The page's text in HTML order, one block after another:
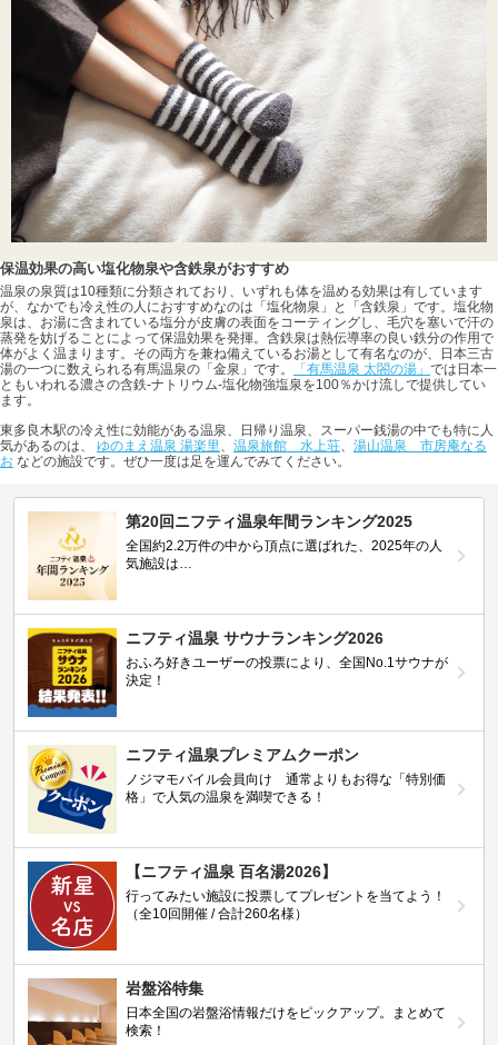
保温効果の高い塩化物泉や含鉄泉がおすすめ
温泉の泉質は10種類に分類されており、いずれも体を温める効果は有しています
が、なかでも冷え性の人におすすめなのは「塩化物泉」と「含鉄泉」です。塩化物
泉は、お湯に含まれている塩分が皮膚の表面をコーティングし、毛穴を塞いで汗の
蒸発を妨げることによって保温効果を発揮。含鉄泉は熱伝導率の良い鉄分の作用で
体がよく温まります。その両方を兼ね備えているお湯として有名なのが、日本三古
湯の一つに数えられる有馬温泉の「金泉」です。
「有馬温泉 太閤の湯」 では日本一
ともいわれる濃さの含鉄-ナトリウム-塩化物強塩泉を100％かけ流しで提供してい
ます。
東多良木駅の冷え性に効能がある温泉、日帰り温泉、スーパー銭湯の中でも特に人
気があるのは、 ゆのまえ温泉 湯楽里、 温泉旅館 水上荘、 湯山温泉 市房庵なる
お などの施設です。ぜひ一度は足を運んでみてください。
第20回ニフティ温泉年間ランキング2025
全国約2.2万件の中から頂点に選ばれた、2025年の人
気施設は…
ニフティ温泉 サウナランキング2026
おふろ好きユーザーの投票により、全国No.1サウナが
決定！
ニフティ温泉プレミアムクーポン
ノジマモバイル会員向け 通常よりもお得な「特別価
格」で人気の温泉を満喫できる！
【ニフティ温泉 百名湯2026】
行ってみたい施設に投票してプレゼントを当てよう！
（全10回開催 / 合計260名様）
岩盤浴特集
日本全国の岩盤浴情報だけをピックアップ。まとめて
検索！